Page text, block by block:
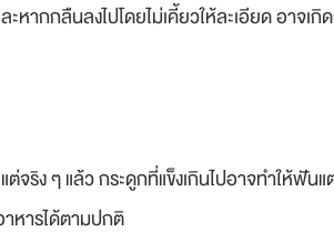
ากกลืนลงไปโดยไม่เคี้ยวให้ละเอียด อาจเ
จริง ๆ แล้ว กระดูกที่แข็งเกินไปอาจทำให้ฟั
หารได้ตามปกติ